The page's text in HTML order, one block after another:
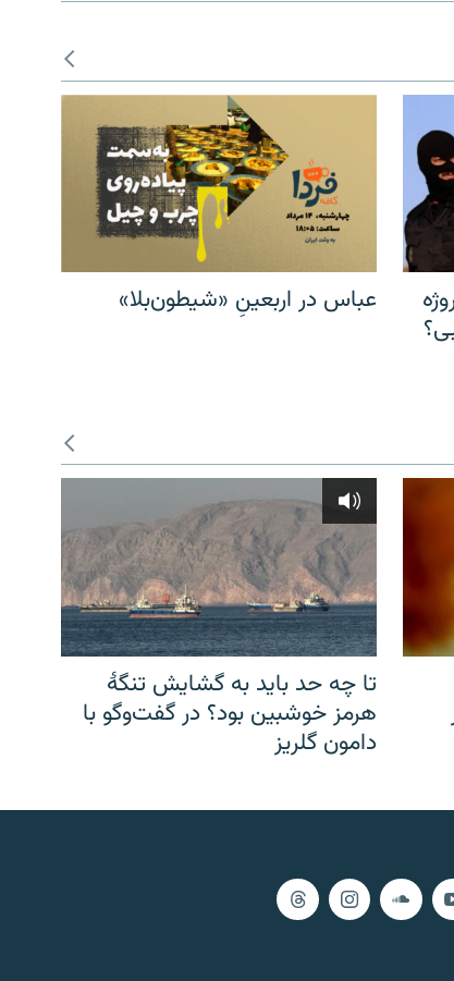
عباس در اربعینِ «شیطون‌بلا»
تا چه حد باید به گشایش تنگهٔ
هرمز خوشبین بود؟ در گفت‌وگو با
دامون گلریز